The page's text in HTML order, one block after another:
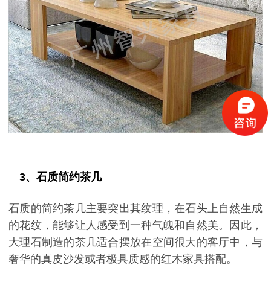
3、石质简约茶几
石质的简约茶几主要突出其纹理，在石头上自然生成
的花纹，能够让人感受到一种气魄和自然美。因此，
大理石制造的茶几适合摆放在空间很大的客厅中，与
奢华的真皮沙发或者极具质感的红木家具搭配。